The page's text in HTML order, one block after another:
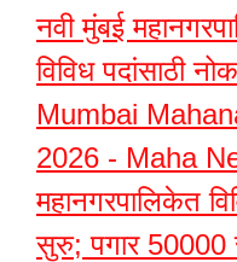
नवी मुंबई
विविध पदांसाठी
Mumbai
2026 - Maha
महानगरपालिकेत
सुरु; पगार